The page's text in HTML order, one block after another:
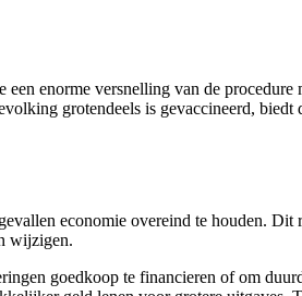
enorme versnelling van de procedure
grotendeels is gevaccineerd, biedt
economie overeind te houden. Dit
wijzigen.
goedkoop te financieren of om